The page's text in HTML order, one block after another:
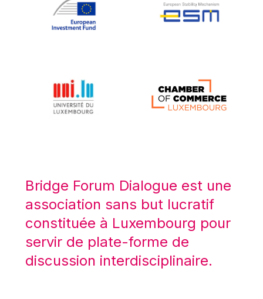
Koen LENAERTS
Lars Heikensten
Lucas Papademos
Máire Geoghegan-Quinn
Mario Centeno
Mario Monti
Maroš ŠEFČOVIČ
Martin Bailey
Martine Reicherts
Bridge Forum Dialogue est une
association sans but lucratif
constituée à Luxembourg pour
servir de plate-forme de
discussion interdisciplinaire.